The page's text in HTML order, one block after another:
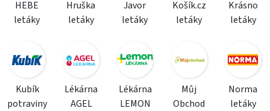
HEBE
letáky
Hruška
letáky
Javor
letáky
Košík.cz
letáky
Krásno
letáky
Kubík
potraviny
Lékárna
AGEL
Lékárna
LEMON
Můj
Obchod
Norma
letáky